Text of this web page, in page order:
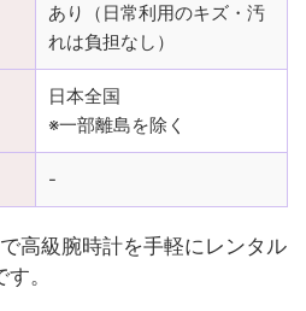
あり（日常利用のキズ・汚
れは負担なし）
日本全国
※一部離島を除く
-
高級腕時計を手軽にレンタル
。